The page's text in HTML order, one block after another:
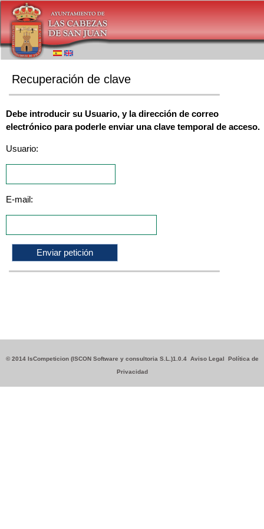
Recuperación de clave
Debe introducir su Usuario, y la dirección de correo
electrónico para poderle enviar una clave temporal de acceso.
Usuario:
E-mail:
© 2014 IsCompeticion (ISCON Software y consultoria S.L.)1.0.4 Aviso Legal Política de
Privacidad